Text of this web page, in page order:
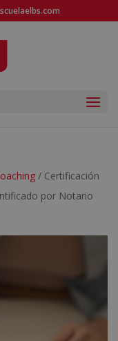
/ Certificación
por Notario